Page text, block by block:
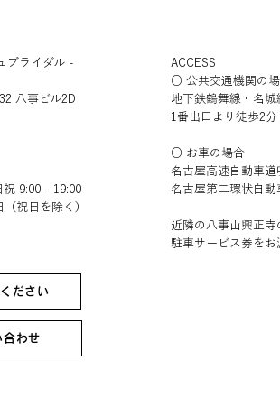
ブライダル -
八事ビル2D
祝 9:00 - 19:00
祝日を除く）​​
ACCESS
○ 公共交通機関の
地下鉄鶴舞線・名城
1番出口より徒歩2分
○ お車の場合
名古屋高速自動車
名古屋第二環状自
近隣の八事山興正寺
駐車サービス券をお
ださい
合わせ